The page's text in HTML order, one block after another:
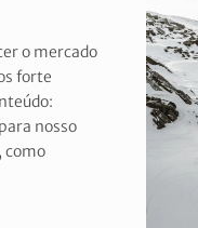
o mercado
forte
nosso
como